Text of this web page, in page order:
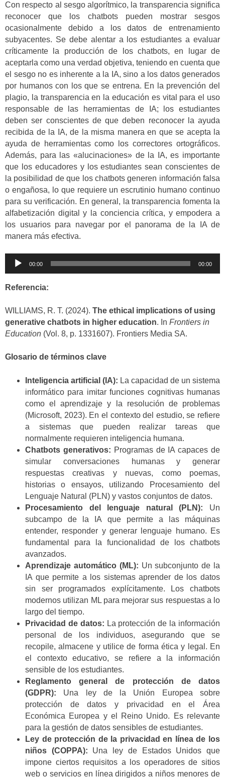
Con respecto al sesgo algorítmico, la transparencia significa
reconocer que los chatbots pueden mostrar sesgos
ocasionalmente debido a los datos de entrenamiento
subyacentes. Se debe alentar a los estudiantes a evaluar
críticamente la producción de los chatbots, en lugar de
aceptarla como una verdad objetiva, teniendo en cuenta que
el sesgo no es inherente a la IA, sino a los datos generados
por humanos con los que se entrena. En la prevención del
plagio, la transparencia en la educación es vital para el uso
responsable de las herramientas de IA; los estudiantes
deben ser conscientes de que deben reconocer la ayuda
recibida de la IA, de la misma manera en que se acepta la
ayuda de herramientas como los correctores ortográficos.
Además, para las «alucinaciones» de la IA, es importante
que los educadores y los estudiantes sean conscientes de
la posibilidad de que los chatbots generen información falsa
o engañosa, lo que requiere un escrutinio humano continuo
para su verificación. En general, la transparencia fomenta la
alfabetización digital y la conciencia crítica, y empodera a
los usuarios para navegar por el panorama de la IA de
manera más efectiva.
Reproductor
00:00 00:00
Referencia:
WILLIAMS, R. T. (2024). The ethical implications of using
generative chatbots in higher education. In Frontiers in
Education (Vol. 8, p. 1331607). Frontiers Media SA.
Glosario de términos clave
Inteligencia artificial (IA): La capacidad de un sistema
informático para imitar funciones cognitivas humanas
como el aprendizaje y la resolución de problemas
(Microsoft, 2023). En el contexto del estudio, se refiere
a sistemas que pueden realizar tareas que
normalmente requieren inteligencia humana.
Chatbots generativos: Programas de IA capaces de
simular conversaciones humanas y generar
respuestas creativas y nuevas, como poemas,
historias o ensayos, utilizando Procesamiento del
Lenguaje Natural (PLN) y vastos conjuntos de datos.
Procesamiento del lenguaje natural (PLN): Un
subcampo de la IA que permite a las máquinas
entender, responder y generar lenguaje humano. Es
fundamental para la funcionalidad de los chatbots
avanzados.
Aprendizaje automático (ML): Un subconjunto de la
IA que permite a los sistemas aprender de los datos
sin ser programados explícitamente. Los chatbots
modernos utilizan ML para mejorar sus respuestas a lo
largo del tiempo.
Privacidad de datos: La protección de la información
personal de los individuos, asegurando que se
recopile, almacene y utilice de forma ética y legal. En
el contexto educativo, se refiere a la información
sensible de los estudiantes.
Reglamento general de protección de datos
(GDPR): Una ley de la Unión Europea sobre
protección de datos y privacidad en el Área
Económica Europea y el Reino Unido. Es relevante
para la gestión de datos sensibles de estudiantes.
Ley de protección de la privacidad en línea de los
niños (COPPA): Una ley de Estados Unidos que
impone ciertos requisitos a los operadores de sitios
web o servicios en línea dirigidos a niños menores de